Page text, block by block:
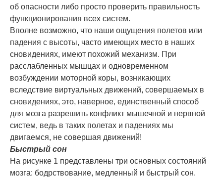
об опасности либо просто проверить правильность
функционирования всех систем.
Вполне возможно, что наши ощущения полетов или
падения с высоты, часто имеющих место в наших
сновидениях, имеют похожий механизм. При
расслабленных мышцах и одновременном
возбуждении моторной коры, возникающих
вследствие виртуальных движений, совершаемых в
сновидениях, это, наверное, единственный способ
для мозга разрешить конфликт мышечной и нервной
систем, ведь в таких полетах и падениях мы
двигаемся, не совершая движений!
Быстрый сон
На рисунке 1 представлены три основных состояний
мозга: бодрствование, медленный и быстрый сон.